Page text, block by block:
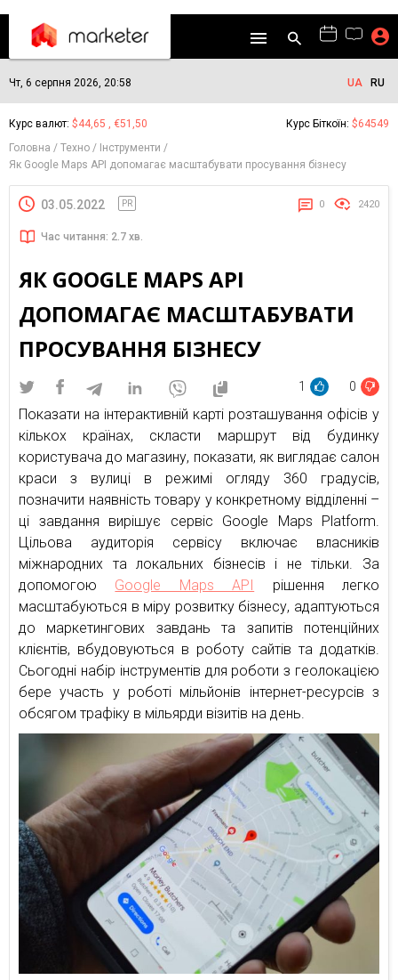
Чт, 6 серпня 2026, 20:58 UA RU
Курс валют: $44,65 , €51,50 Курс Біткоїн: $64549
Головна
Техно
Інструменти
Як Google Maps API допомагає масштабувати просування бізнесу
03.05.2022 PR 0 2420
Час читання: 2.7 хв.
ЯК GOOGLE MAPS API
ДОПОМАГАЄ МАСШТАБУВАТИ
ПРОСУВАННЯ БІЗНЕСУ
1 0
Показати на інтерактивній карті розташування офісів у
кількох країнах, скласти маршрут від будинку
користувача до магазину, показати, як виглядає салон
краси з вулиці в режимі огляду 360 градусів,
позначити наявність товару у конкретному відділенні –
ці завдання вирішує сервіс Google Maps Platform.
Цільова аудиторія сервісу включає власників
міжнародних та локальних бізнесів і не тільки. За
допомогою Google Maps API
рішення легко
масштабуються в міру розвитку бізнесу, адаптуються
до маркетингових завдань та запитів потенційних
клієнтів, вбудовуються в роботу сайтів та додатків.
Сьогодні набір інструментів для роботи з геолокацією
бере участь у роботі мільйонів інтернет-ресурсів з
обсягом трафіку в мільярди візитів на день.